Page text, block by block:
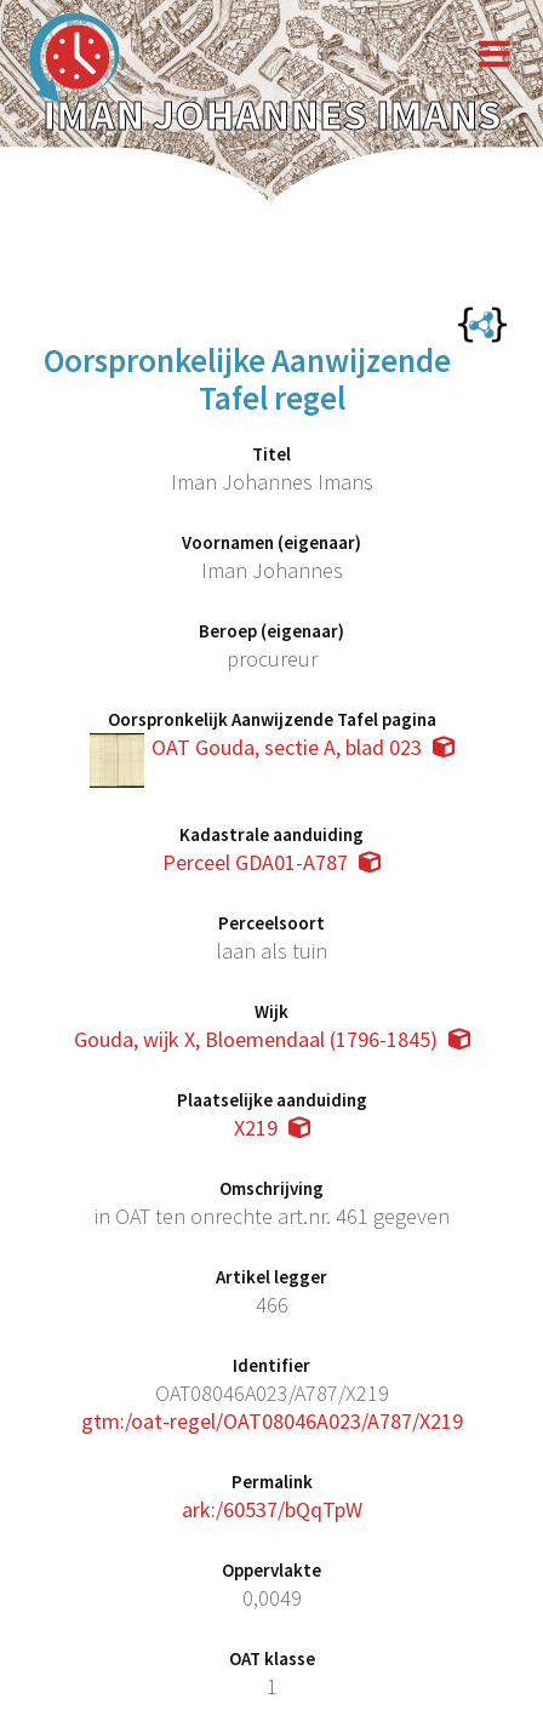
IMAN JOHANNES IMANS
Oorspronkelijke Aanwijzende
Tafel regel
Titel
Iman Johannes Imans
Voornamen (eigenaar)
Iman Johannes
Beroep (eigenaar)
procureur
Oorspronkelijk Aanwijzende Tafel pagina
OAT Gouda, sectie A, blad 023
Kadastrale aanduiding
Perceel GDA01-A787
Perceelsoort
laan als tuin
Wijk
Gouda, wijk X, Bloemendaal (1796-1845)
Plaatselijke aanduiding
X219
Omschrijving
in OAT ten onrechte art.nr. 461 gegeven
Artikel legger
466
Identifier
OAT08046A023/A787/X219
gtm:/oat-regel/OAT08046A023/A787/X219
Permalink
ark:/60537/bQqTpW
Oppervlakte
0,0049
OAT klasse
1